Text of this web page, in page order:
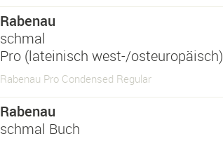
Rabenau
schmal
Pro (lateinisch west-/osteuropäisch)
Rabenau Pro Condensed Regular
Rabenau
schmal Buch